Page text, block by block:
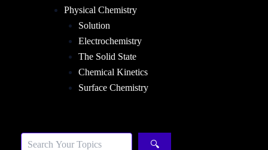
Physical Chemistry
Solution
Electrochemistry
The Solid State
Chemical Kinetics
Surface Chemistry
🔍